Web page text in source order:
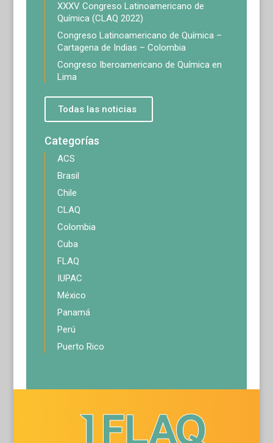
XXXV Congreso Latinoamericano de
Química (CLAQ 2022)
Congreso Latinoamericano de Química –
Cartagena de Indias – Colombia
Congreso Iberoamericano de Química en
Lima
Todas las noticias
Categorías
ACS
Brasil
Chile
CLAQ
Colombia
Cuba
FLAQ
IUPAC
México
Panamá
Perú
Puerto Rico